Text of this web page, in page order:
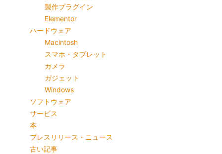
製作プラグイン
Elementor
ハードウェア
Macintosh
スマホ・タブレット
カメラ
ガジェット
Windows
ソフトウェア
サービス
本
プレスリリース・ニュース
古い記事